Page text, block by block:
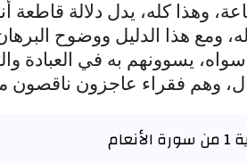
وهذا كله، يدل دلالة
ومع هذا الدليل ووضوح
يسوونهم به في العبادة
وهم فقراء عاجزون